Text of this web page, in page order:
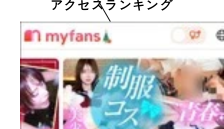
アクセスランキング